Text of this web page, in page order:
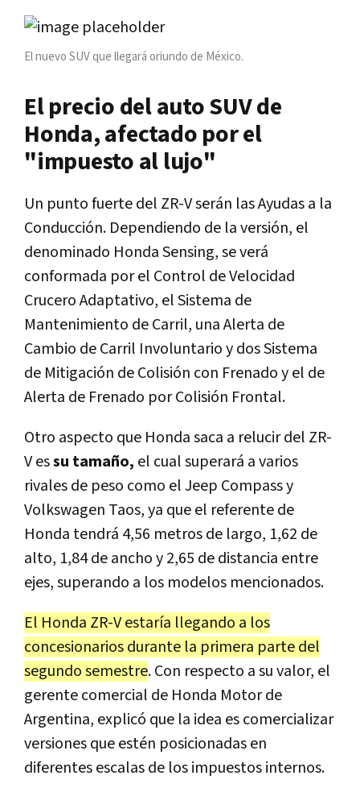
El nuevo SUV que llegará oriundo de México.
El precio del auto SUV de
Honda, afectado por el
"impuesto al lujo"
Un punto fuerte del ZR-V serán las Ayudas a la
Conducción. Dependiendo de la versión, el
denominado Honda Sensing, se verá
conformada por el Control de Velocidad
Crucero Adaptativo, el Sistema de
Mantenimiento de Carril, una Alerta de
Cambio de Carril Involuntario y dos Sistema
de Mitigación de Colisión con Frenado y el de
Alerta de Frenado por Colisión Frontal.
Otro aspecto que Honda saca a relucir del ZR-
V essu tamaño, el cual superará a varios
rivales de peso como el Jeep Compass y
Volkswagen Taos, ya que el referente de
Honda tendrá 4,56 metros de largo, 1,62 de
alto, 1,84 de ancho y 2,65 de distancia entre
ejes, superando a los modelos mencionados.
El Honda ZR-V estaría llegando a los
concesionarios durante la primera parte del
segundo semestre. Con respecto a su valor, el
gerente comercial de Honda Motor de
Argentina, explicó que la idea es comercializar
versiones que estén posicionadas en
diferentes escalas de los impuestos internos.